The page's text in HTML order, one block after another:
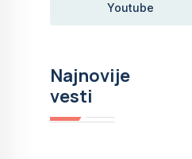
Youtube
Najnovije
vesti